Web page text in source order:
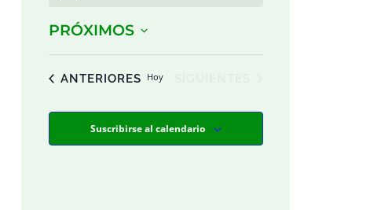
PRÓXIMOS
fecha.
List
events
EVENTOS
ANTERIORES Hoy
Suscribirse al calendario